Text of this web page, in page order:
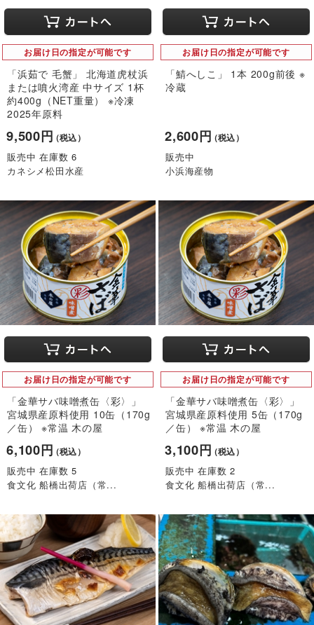
お届け日の指定が可能です
「浜茹で 毛蟹」 北海道虎杖浜
または噴火湾産 中サイズ 1杯
約400g（NET重量） ※冷凍
2025年原料
9,500円（税込）
販売中 在庫数 6
カネシメ松田水産
お届け日の指定が可能です
「鯖へしこ」 1本 200g前後 ※
冷蔵
2,600円（税込）
販売中
小浜海産物
お届け日の指定が可能です
「金華サバ味噌煮缶〈彩〉」
宮城県産原料使用 10缶（170g
／缶） ※常温 木の屋
6,100円（税込）
販売中 在庫数 5
食文化 船橋出荷店（常...
お届け日の指定が可能です
「金華サバ味噌煮缶〈彩〉」
宮城県産原料使用 5缶（170g
／缶） ※常温 木の屋
3,100円（税込）
販売中 在庫数 2
食文化 船橋出荷店（常...